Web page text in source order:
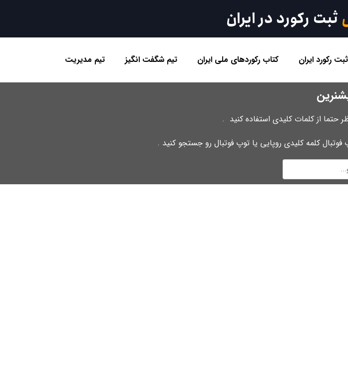
ثبت رکورد در ایران
رکورد ایران کتاب رکوردهای ملی ایران تیم شگفت انگیز تیم مدیریت
از کلمات کلیدی استفاده کنید .
فوتبال کلمه کلیدی روپایی یا توپ فوتبال رو جستجو کنید .